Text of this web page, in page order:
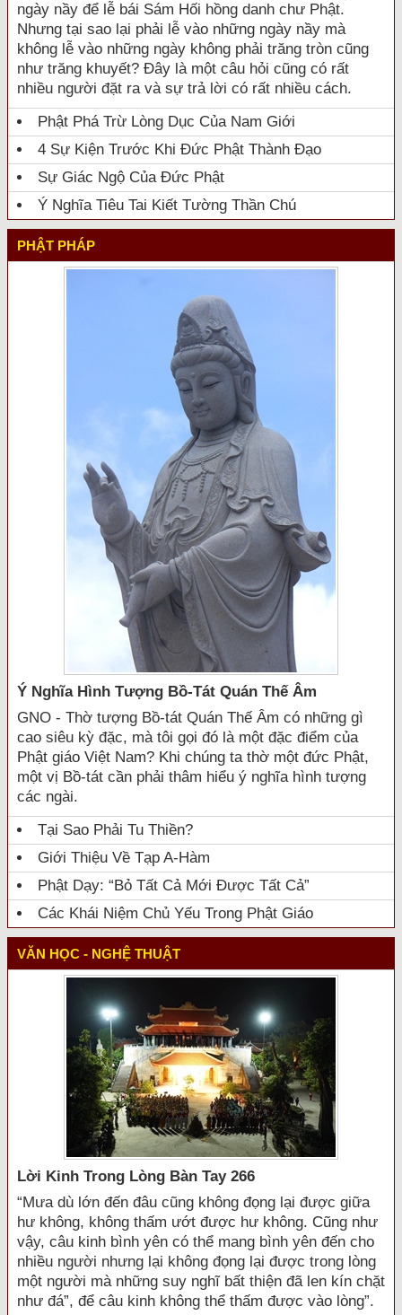
ngày nầy để lễ bái Sám Hối hồng danh chư Phật.
Nhưng tại sao lại phải lễ vào những ngày nầy mà
không lễ vào những ngày không phải trăng tròn cũng
như trăng khuyết? Đây là một câu hỏi cũng có rất
nhiều người đặt ra và sự trả lời có rất nhiều cách.
Phật Phá Trừ Lòng Dục Của Nam Giới
4 Sự Kiện Trước Khi Đức Phật Thành Đạo
Sự Giác Ngộ Của Đức Phật
Ý Nghĩa Tiêu Tai Kiết Tường Thần Chú
PHẬT PHÁP
Ý Nghĩa Hình Tượng Bồ-Tát Quán Thế Âm
GNO - Thờ tượng Bồ-tát Quán Thế Âm có những gì
cao siêu kỳ đặc, mà tôi gọi đó là một đặc điểm của
Phật giáo Việt Nam? Khi chúng ta thờ một đức Phật,
một vị Bồ-tát cần phải thâm hiểu ý nghĩa hình tượng
các ngài.
Tại Sao Phải Tu Thiền?
Giới Thiệu Về Tạp A-Hàm
Phật Dạy: “Bỏ Tất Cả Mới Được Tất Cả”
Các Khái Niệm Chủ Yếu Trong Phật Giáo
VĂN HỌC - NGHỆ THUẬT
Lời Kinh Trong Lòng Bàn Tay 266
“Mưa dù lớn đến đâu cũng không đọng lại được giữa
hư không, không thấm ướt được hư không. Cũng như
vậy, câu kinh bình yên có thể mang bình yên đến cho
nhiều người nhưng lại không đọng lại được trong lòng
một người mà những suy nghĩ bất thiện đã len kín chặt
như đá”, để câu kinh không thể thấm được vào lòng”.